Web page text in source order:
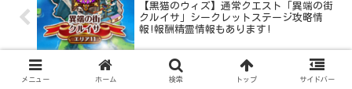
【黒猫のウィズ】通常クエスト「異端の街
クルイサ」シークレットステージ攻略情
報!報酬精霊情報もあります!
メニュー ホーム 検索 トップ サイドバー